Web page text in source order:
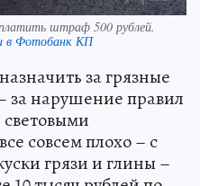
штраф 500 рублей.
в Фотобанк КП
за грязные
за нарушение правил
совсем плохо – с
грязи и глины –